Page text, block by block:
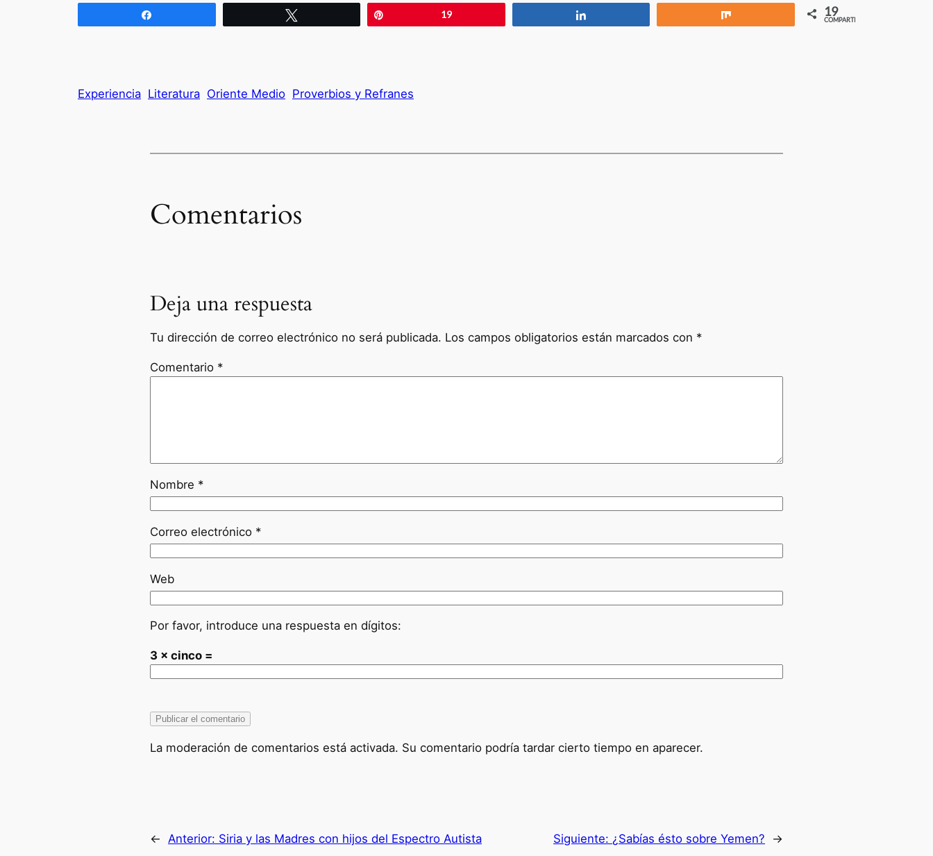
19 19
COMPARTIR
Experiencia Literatura Oriente Medio Proverbios y Refranes
Comentarios
Deja una respuesta
Tu dirección de correo electrónico no será publicada. Los campos obligatorios están marcados con *
Comentario *
Nombre *
Correo electrónico *
Web
Por favor, introduce una respuesta en dígitos:
3 × cinco =
La moderación de comentarios está activada. Su comentario podría tardar cierto tiempo en aparecer.
← Anterior: Siria y las Madres con hijos del Espectro Autista Siguiente: ¿Sabías ésto sobre Yemen? →